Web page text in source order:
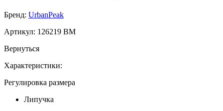
Бренд: UrbanPeak
Артикул: 126219 BM
Вернуться
Характеристики:
Регулировка размера
Липучка